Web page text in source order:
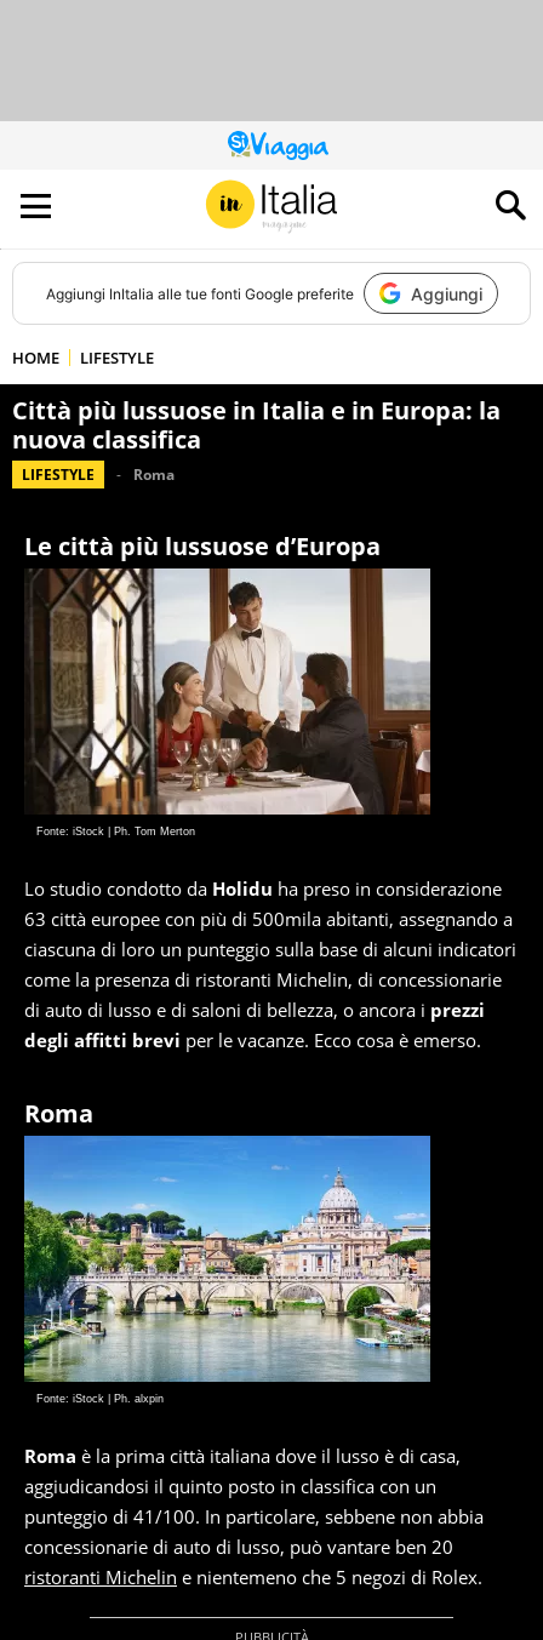
QUESTO
SITO
CONTRIBUISCE
ALL’AUDIENCE
DI
Aggiungi InItalia alle tue fonti Google preferite Aggiungi
HOME LIFESTYLE
Città più lussuose in Italia e in Europa: la
nuova classifica
LIFESTYLE Roma
Le città più lussuose d’Europa
Fonte: iStock | Ph. Tom Merton
Lo studio condotto da Holidu ha preso in considerazione
63 città europee con più di 500mila abitanti, assegnando a
ciascuna di loro un punteggio sulla base di alcuni indicatori
come la presenza di ristoranti Michelin, di concessionarie
di auto di lusso e di saloni di bellezza, o ancora i prezzi
degli affitti brevi per le vacanze. Ecco cosa è emerso.
Roma
Fonte: iStock | Ph. alxpin
Roma è la prima città italiana dove il lusso è di casa,
aggiudicandosi il quinto posto in classifica con un
punteggio di 41/100. In particolare, sebbene non abbia
concessionarie di auto di lusso, può vantare ben 20
ristoranti Michelin e nientemeno che 5 negozi di Rolex.